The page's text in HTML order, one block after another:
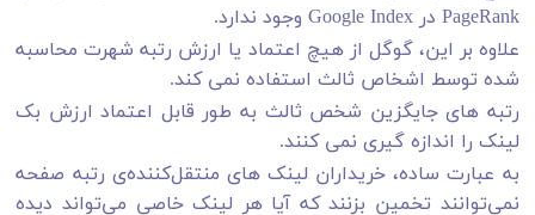
PageRank در Google Index وجود ندارد.
علاوه بر این، گوگل از هیچ اعتماد یا ارزش رتبه شهرت محاسبه
شده توسط اشخاص ثالث استفاده نمی کند.
رتبه های جایگزین شخص ثالث به طور قابل اعتماد ارزش بک
لینک را اندازه گیری نمی کنند.
به عبارت ساده، خریداران لینک های منتقل‌کننده‌ی رتبه‌ صفحه
نمی‌توانند تخمین بزنند که آیا هر لینک خاصی می‌تواند دیده